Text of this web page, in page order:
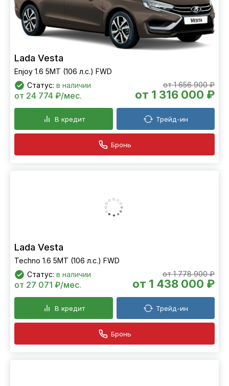
Lada Vesta
Enjoy 1.6 5MT (106 л.с.) FWD
Статус: в наличии от 1 656 900 ₽
от 1 316 000 ₽
от 24 774 ₽/мес.
В кредит Трейд-ин
Бронь
Lada Vesta
Techno 1.6 5MT (106 л.с.) FWD
Статус: в наличии от 1 778 900 ₽
от 1 438 000 ₽
от 27 071 ₽/мес.
В кредит Трейд-ин
Бронь